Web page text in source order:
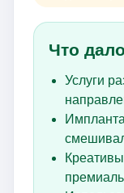
Что
Услуги